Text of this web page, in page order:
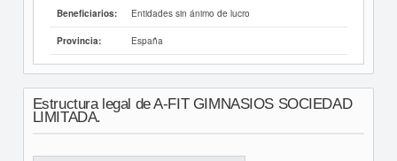
Beneficiarios: Entidades sin ánimo de lucro
Provincia: España
Estructura legal de A-FIT GIMNASIOS SOCIEDAD
LIMITADA.